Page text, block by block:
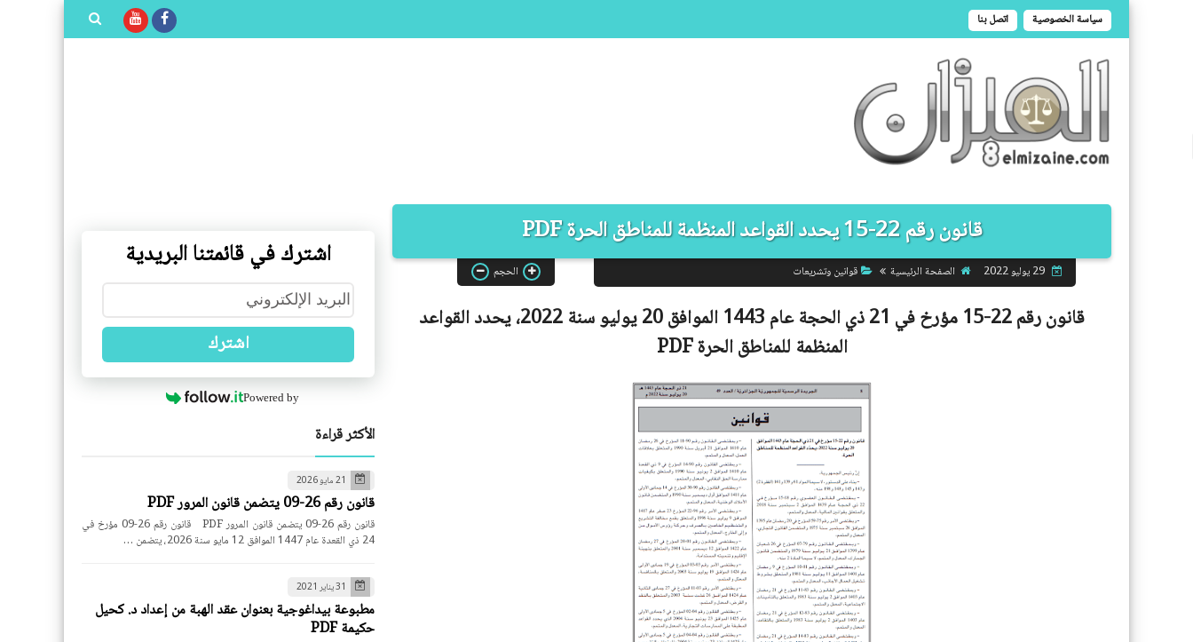
سياسة الخصوصية اتصل بنا
قانون رقم 22-15 يحدد القواعد المنظمة للمناطق الحرة PDF
29 يوليو 2022 الصفحة الرئيسية قوانين وتشريعات الحجم
قانون رقم 22-15 مؤرخ في 21 ذي الحجة عام 1443 الموافق 20 يوليو سنة 2022، يحدد القواعد
المنظمة للمناطق الحرةPDF
اشترك في قائمتنا البريدية
اشترك
Powered by
الأكثر قراءة
21 مايو 2026
قانون رقم 26-09 يتضمن قانون المرور PDF
قانون رقم 26-09 يتضمن قانون المرور PDF قانون رقم 26-09 مؤرخ في
24 ذي القعدة عام 1447 الموافق 12 مايو سنة 2026، يتضمن …
31 يناير 2021
مطبوعة بيداغوجية بعنوان عقد الهبة من إعداد د. كحيل
حكيمة PDF